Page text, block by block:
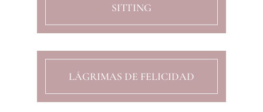
SITTING
LÁGRIMAS DE FELICIDAD